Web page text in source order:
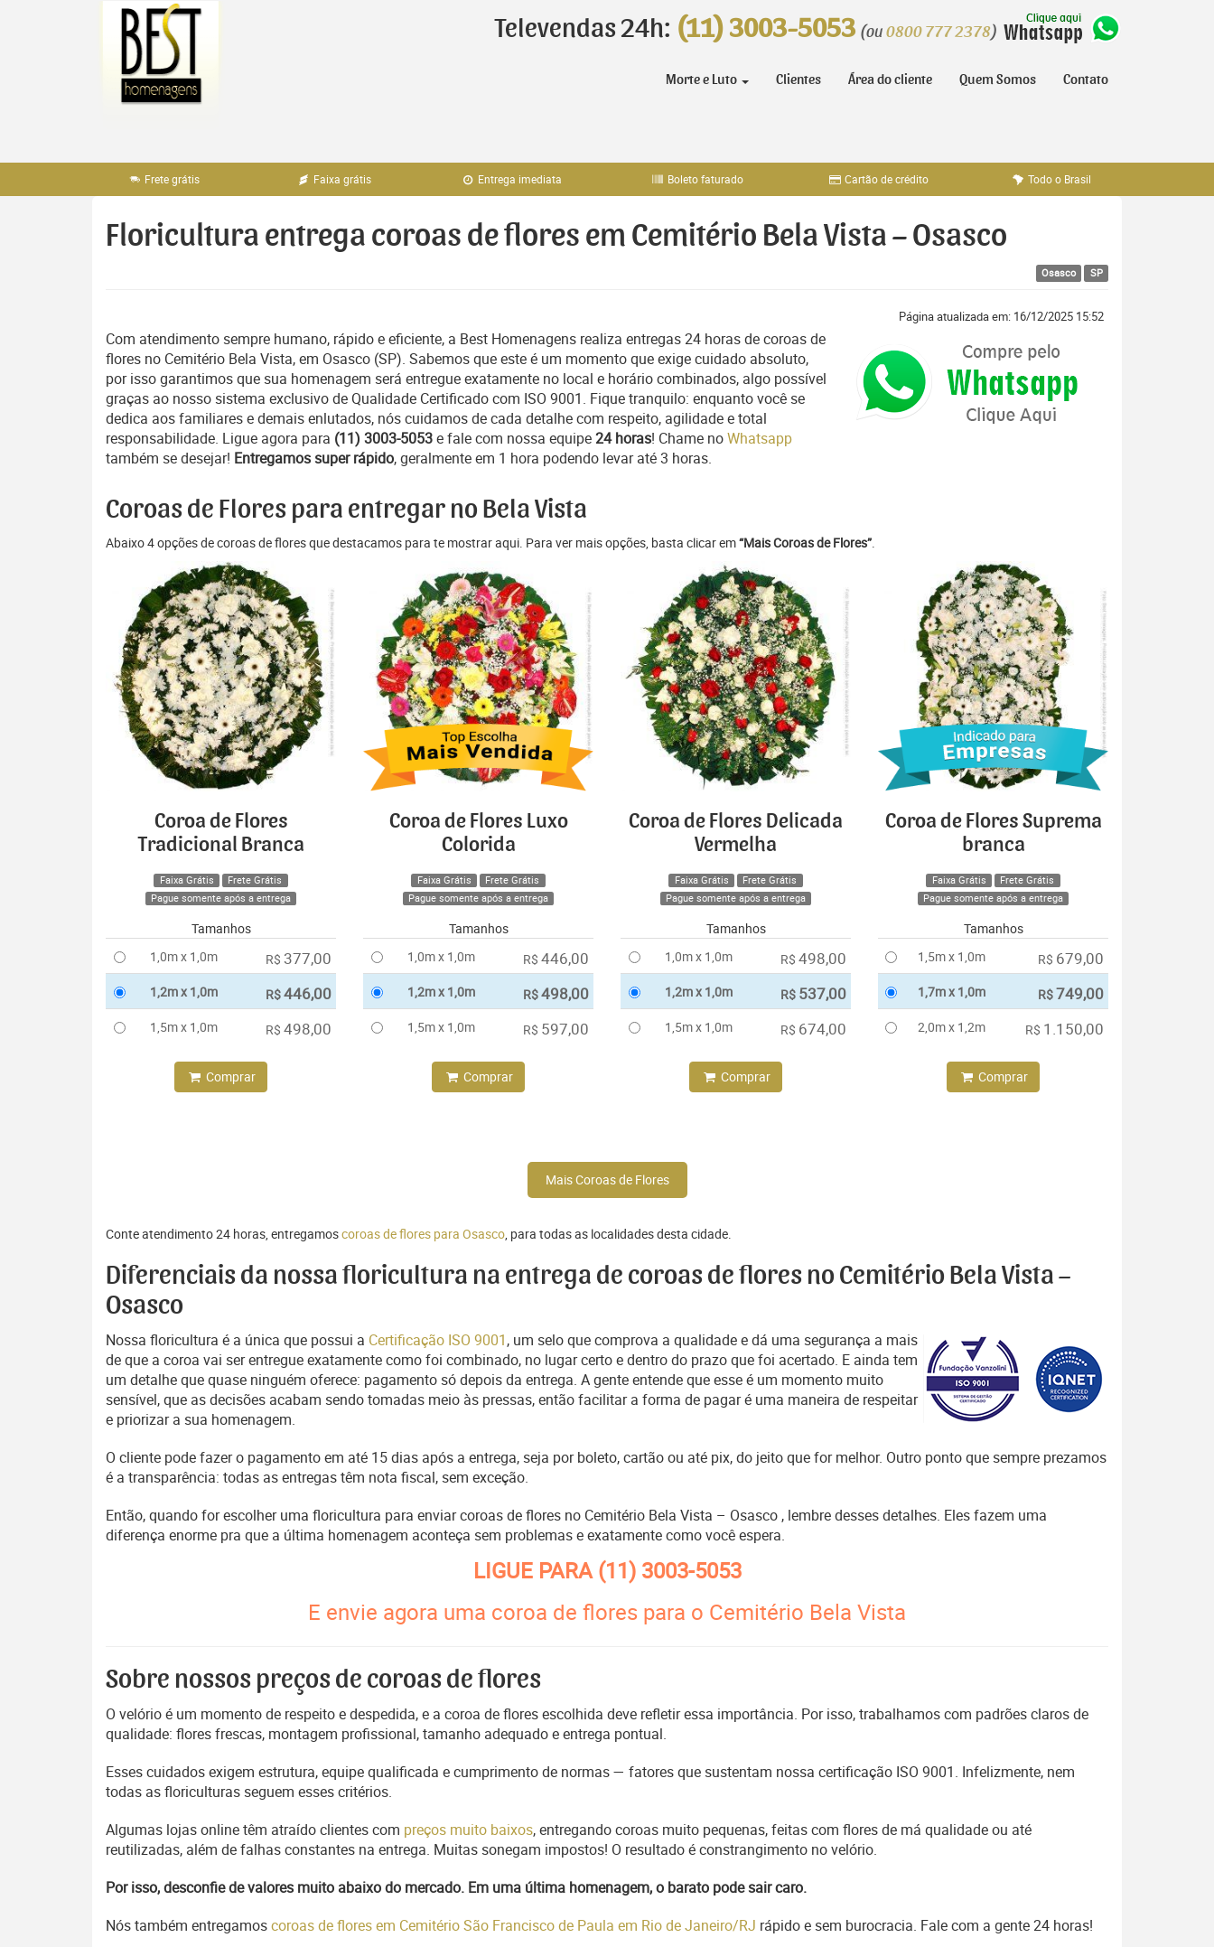
Televendas 24h: (11) 3003-5053 (ou 0800 777 2378)
Morte e Luto Clientes Área do cliente Quem Somos Contato
Frete grátis Faixa grátis Entrega imediata Boleto faturado Cartão de crédito Todo o Brasil
Floricultura entrega coroas de flores em Cemitério Bela Vista – Osasco
Osasco SP
Página atualizada em: 16/12/2025 15:52
Com atendimento sempre humano, rápido e eficiente, a Best Homenagens realiza entregas 24 horas de coroas de
flores no Cemitério Bela Vista, em Osasco (SP). Sabemos que este é um momento que exige cuidado absoluto,
por isso garantimos que sua homenagem será entregue exatamente no local e horário combinados, algo possível
graças ao nosso sistema exclusivo de Qualidade Certificado com ISO 9001. Fique tranquilo: enquanto você se
dedica aos familiares e demais enlutados, nós cuidamos de cada detalhe com respeito, agilidade e total
responsabilidade. Ligue agora para (11) 3003-5053e fale com nossa equipe24 horas! Chame noWhatsapp
também se desejar! Entregamos super rápido, geralmente em 1 hora podendo levar até 3 horas.
Coroas de Flores para entregar no Bela Vista
Abaixo 4 opções de coroas de flores que destacamos para te mostrar aqui. Para ver mais opções, basta clicar em“Mais Coroas de Flores”.
Coroa de Flores
Tradicional Branca
Faixa Grátis
Frete Grátis
Pague somente após a entrega
Tamanhos
1,0m x 1,0m
R$ 377,00
1,2m x 1,0m R$446,00
1,5m x 1,0m R$ 498,00
Comprar
Coroa de Flores Luxo
Colorida
Faixa Grátis
Frete Grátis
Pague somente após a entrega
Tamanhos
1,0m x 1,0m
R$ 446,00
1,2m x 1,0m R$498,00
1,5m x 1,0m R$ 597,00
Comprar
Coroa de Flores Delicada
Vermelha
Faixa Grátis
Frete Grátis
Pague somente após a entrega
Tamanhos
1,0m x 1,0m
R$ 498,00
1,2m x 1,0m R$ 537,00
1,5m x 1,0m R$ 674,00
Comprar
Coroa de Flores Suprema
branca
Faixa Grátis
Frete Grátis
Pague somente após a entrega
Tamanhos
1,5m x 1,0m
R$ 679,00
1,7m x 1,0m R$749,00
2,0m x 1,2m R$ 1.150,00
Comprar
Mais Coroas de Flores
Conte atendimento 24 horas, entregamoscoroas de flores para Osasco, para todas as localidades desta cidade.
Diferenciais da nossa floricultura na entrega de coroas de flores no Cemitério Bela Vista –
Osasco
Nossa floricultura é a única que possui a Certificação ISO 9001, um selo que comprova a qualidade e dá uma segurança a mais
de que a coroa vai ser entregue exatamente como foi combinado, no lugar certo e dentro do prazo que foi acertado. E ainda tem
um detalhe que quase ninguém oferece: pagamento só depois da entrega. A gente entende que esse é um momento muito
sensível, que as decisões acabam sendo tomadas meio às pressas, então facilitar a forma de pagar é uma maneira de respeitar
e priorizar a sua homenagem.
O cliente pode fazer o pagamento em até 15 dias após a entrega, seja por boleto, cartão ou até pix, do jeito que for melhor. Outro ponto que sempre prezamos
é a transparência: todas as entregas têm nota fiscal, sem exceção.
Então, quando for escolher uma floricultura para enviar coroas de flores no Cemitério Bela Vista – Osasco , lembre desses detalhes. Eles fazem uma
diferença enorme pra que a última homenagem aconteça sem problemas e exatamente como você espera.
LIGUE PARA(11) 3003-5053
E envie agora uma coroa de flores para o Cemitério Bela Vista
Sobre nossos preços de coroas de flores
O velório é um momento de respeito e despedida, e a coroa de flores escolhida deve refletir essa importância. Por isso, trabalhamos com padrões claros de
qualidade: flores frescas, montagem profissional, tamanho adequado e entrega pontual.
Esses cuidados exigem estrutura, equipe qualificada e cumprimento de normas — fatores que sustentam nossa certificação ISO 9001. Infelizmente, nem
todas as floriculturas seguem esses critérios.
Algumas lojas online têm atraído clientes com preços muito baixos, entregando coroas muito pequenas, feitas com flores de má qualidade ou até
reutilizadas, além de falhas constantes na entrega. Muitas sonegam impostos! O resultado é constrangimento no velório.
Por isso, desconfie de valores muito abaixo do mercado. Em uma última homenagem, o barato pode sair caro.
Nós também entregamoscoroas de flores em Cemitério São Francisco de Paula em Rio de Janeiro/RJ rápido e sem burocracia. Fale com a gente 24 horas!